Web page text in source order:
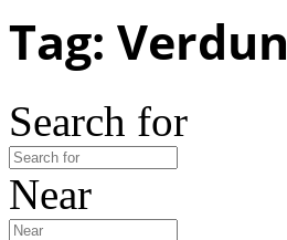
Tag: Verdun
Search for
Near